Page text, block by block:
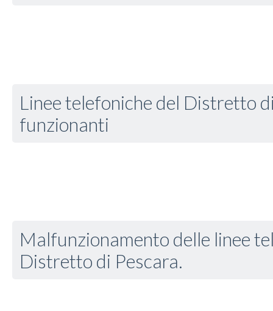
Linee telefoniche del Distretto
funzionanti
Malfunzionamento delle linee
Distretto di Pescara.